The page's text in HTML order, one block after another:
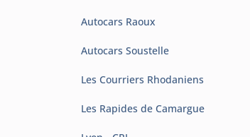
Autocars Raoux
Autocars Soustelle
Les Courriers Rhodaniens
Les Rapides de Camargue